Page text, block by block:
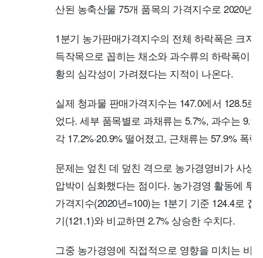
산된 농축산물 75개 품목의 가격지수로 2020년
1분기 농가판매가격지수의 전체 하락폭은 크지
득작목으로 꼽히는 채소와 과수류의 하락폭이
황의 심각성이 가려졌다는 지적이 나온다.
실제 청과물 판매가격지수는 147.0에서 128.5
었다. 세부 품목별로 과채류는 5.7%, 과수는
각 17.2%·20.9% 떨어졌고, 근채류는 57.9% 폭락
문제는 엎친 데 덮친 격으로 농가경영비가 사상
압박이 심화했다는 점이다. 농가경영 활동에 투
가격지수(2020년=100)는 1분기 기준 124.4로
기(121.1)와 비교하면 2.7% 상승한 수치다.
그중 농가경영에 직접적으로 영향을 미치는 비